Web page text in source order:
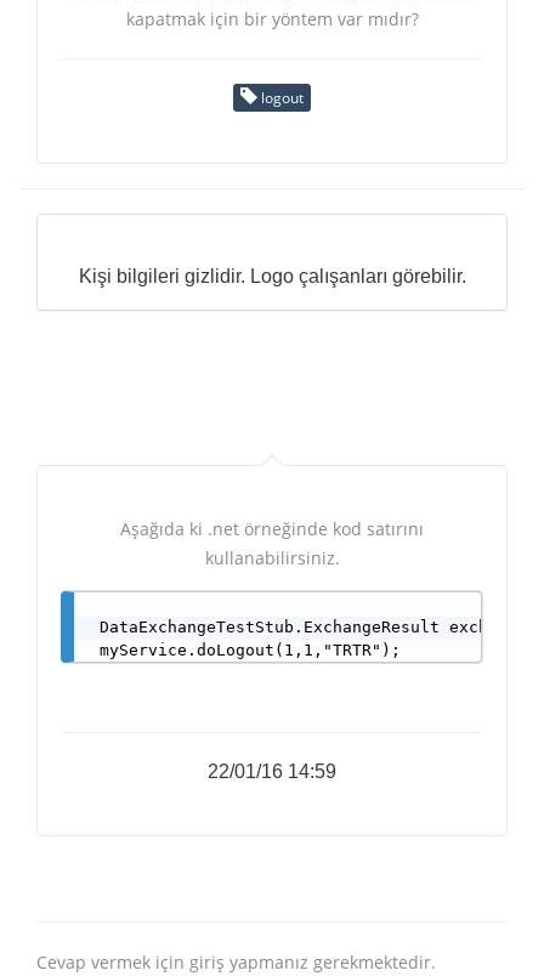
kapatmak için bir yöntem var mıdır?
logout
Kişi bilgileri gizlidir. Logo çalışanları görebilir.
Aşağıda ki .net örneğinde kod satırını
kullanabilirsiniz.
DataExchangeTestStub.ExchangeResult
22/01/16 14:59
Cevap vermek için giriş yapmanız gerekmektedir.